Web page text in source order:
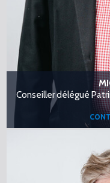
Conseiller délégué